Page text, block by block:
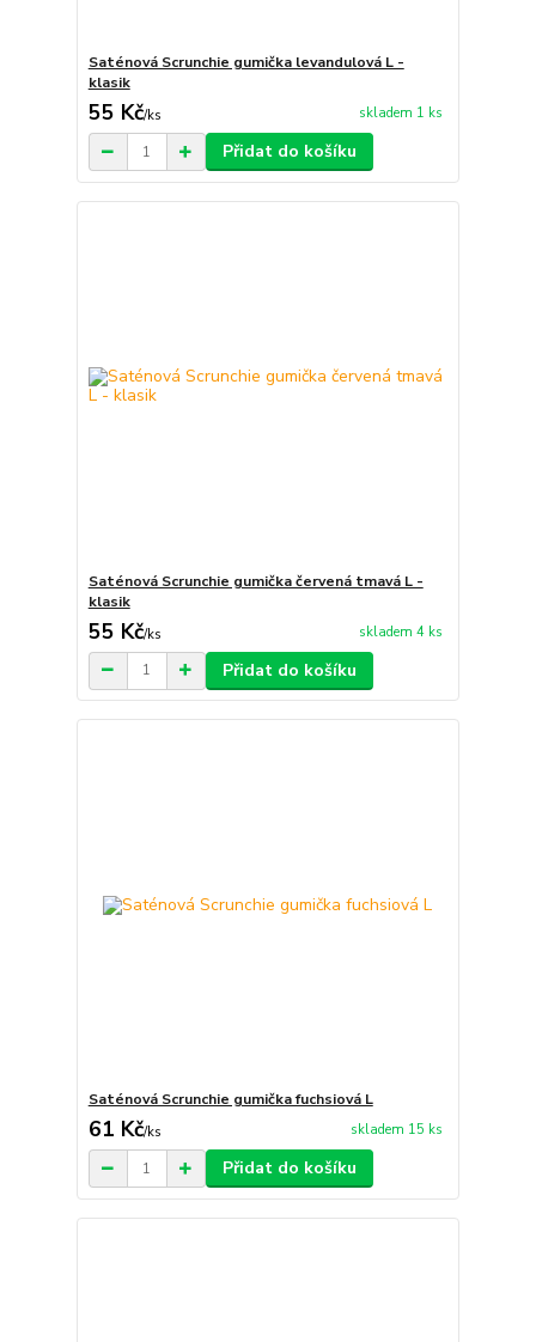
Saténová Scrunchie gumička levandulová L -
klasik
55 Kč/ks skladem 1 ks
Přidat do košíku
Saténová Scrunchie gumička červená tmavá L -
klasik
55 Kč/ks skladem 4 ks
Přidat do košíku
Saténová Scrunchie gumička fuchsiová L
61 Kč/ks skladem 15 ks
Přidat do košíku